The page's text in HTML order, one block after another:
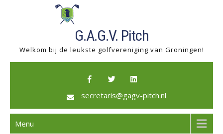
G.A.G.V. Pitch
Welkom bij de leukste golfvereniging van Groningen!
secretaris@gagv-pitch.nl
Menu